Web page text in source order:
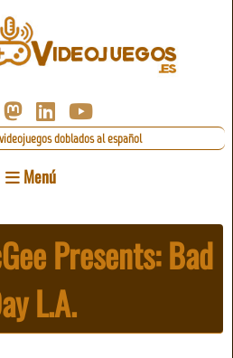
doblados al español
Menú
Presents: Bad
L.A.